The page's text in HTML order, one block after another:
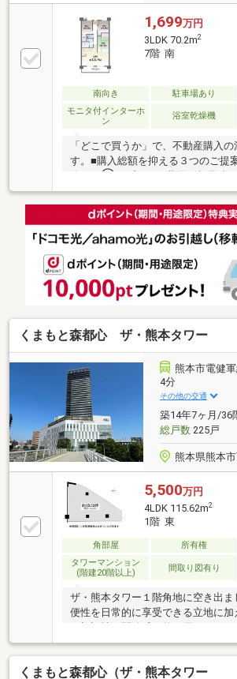
1,699万円
3LDK 70.2m2
7階 南
南向き 駐車場あり
モニタ付インターホ
ン
浴室乾燥機
「どこで買うか」で、不動産購入
す。■購入総額を抑える３つのご提
で金利を安く＼３００万円以上差
社様のお見積り後でもご相談歓迎
ます◎■熊本県全域の内覧ツアー・
も大歓迎・他社掲載物件もまとめ
ゥ全国大会2025九州エリア売買件数
Google口コミランキング「熊本県
くまもと森都心 ザ・熊本タワー
熊本市電健
4分
その他の交通
築14年7ヶ月/36
総戸数225戸
熊本県熊本
5,500万円
4LDK 115.62m2
1階 東
角部屋 所有権
タワーマンション
(階建20階以上)
間取り図有り
ザ・熊本タワー１階角地に空き出
便性を日常的に享受できる立地に加
ス店舗、サロン、事務所兼店舗な
討いただけます。※詳しくはお問い
物裏手にはベンチや河川敷があり、
くまもと森都心（ザ・熊本タワー